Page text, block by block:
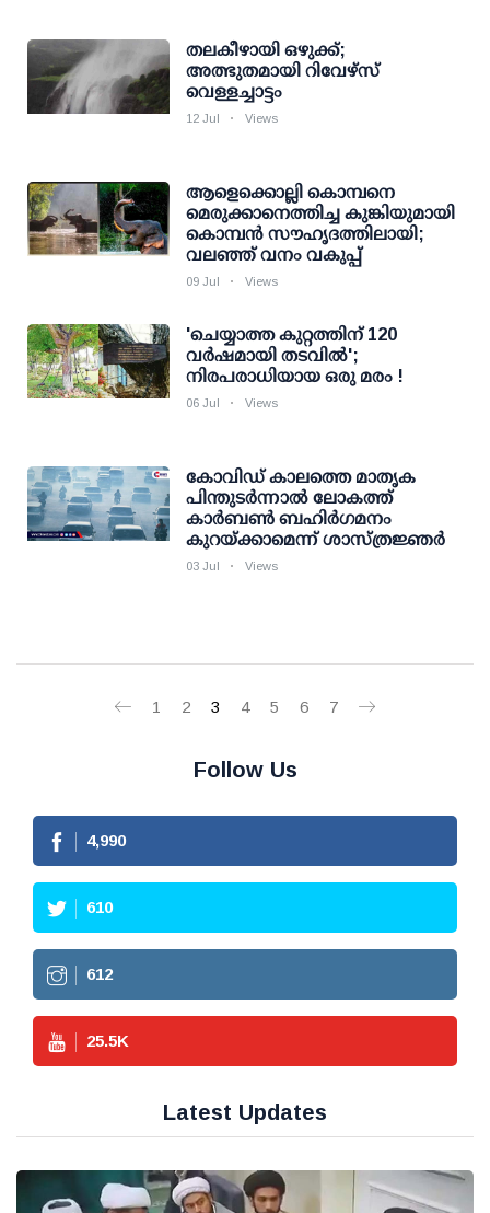
തലകീഴായി ഒഴുക്ക്;
അത്ഭുതമായി റിവേഴ്‌സ്
വെള്ളച്ചാട്ടം
12 Jul Views
ആളെക്കൊല്ലി കൊമ്പനെ
മെരുക്കാനെത്തിച്ച കുങ്കിയുമായി
കൊമ്പന്‍ സൗഹൃദത്തിലായി;
വലഞ്ഞ് വനം വകുപ്പ്
09 Jul Views
'ചെയ്യാത്ത കുറ്റത്തിന് 120
വര്‍ഷമായി തടവില്‍';
നിരപരാധിയായ ഒരു മരം !
06 Jul Views
കോവിഡ് കാലത്തെ മാതൃക
പിന്തുടര്‍ന്നാല്‍ ലോകത്ത്
കാര്‍ബണ്‍ ബഹിര്‍ഗമനം
കുറയ്ക്കാമെന്ന് ശാസ്ത്രജ്ഞര്‍
03 Jul Views
1 2 3 4 5 6 7
Follow Us
4,990
610
612
25.5K
Latest Updates